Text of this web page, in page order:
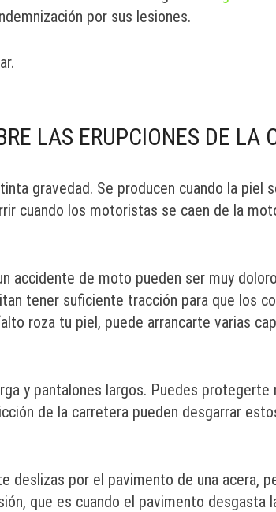
por sus lesiones.
LAS ERUPCIONES DE LA
gravedad. Se producen cuando la piel
cuando los motoristas se caen de la
accidente de moto pueden ser muy
tener suficiente tracción para que los
roza tu piel, puede arrancarte varias
y pantalones largos. Puedes
de la carretera pueden desgarrar
deslizas por el pavimento de una acera,
que es cuando el pavimento desgasta